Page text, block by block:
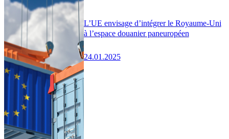
L’UE envisage d’intégrer le Royaume-Uni
à l’espace douanier paneuropéen
24.01.2025